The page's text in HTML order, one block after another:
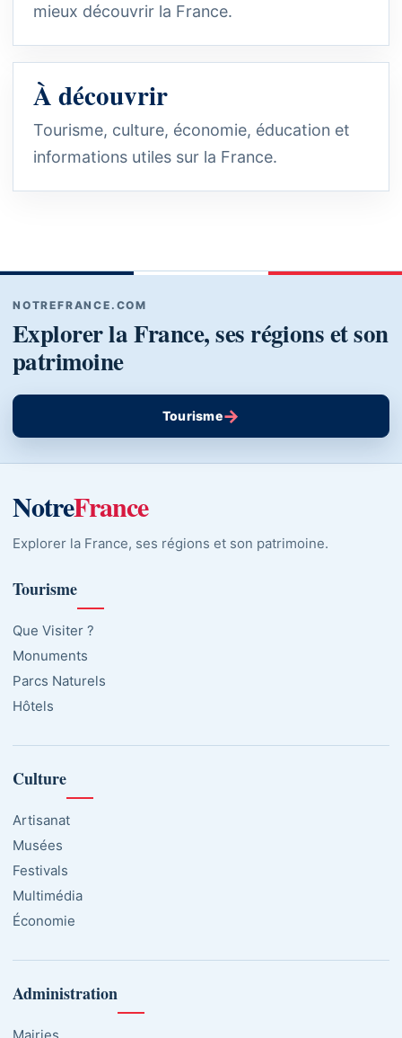
mieux découvrir la France.
À découvrir
Tourisme, culture, économie, éducation et
informations utiles sur la France.
NOTREFRANCE.COM
Explorer la France, ses régions et son
patrimoine
Tourisme→
NotreFrance
Explorer la France, ses régions et son patrimoine.
Tourisme
Que Visiter ?
Monuments
Parcs Naturels
Hôtels
Culture
Artisanat
Musées
Festivals
Multimédia
Économie
Administration
Mairies